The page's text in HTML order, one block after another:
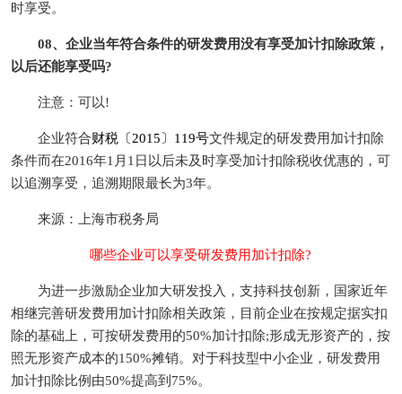
时享受。
08、企业当年符合条件的研发费用没有享受加计扣除政策，
以后还能享受吗?
注意：可以!
企业符合财税〔2015〕119号文件规定的研发费用加计扣除
条件而在2016年1月1日以后未及时享受加计扣除税收优惠的，可
以追溯享受，追溯期限最长为3年。
来源：上海市税务局
哪些企业可以享受研发费用加计扣除?
为进一步激励企业加大研发投入，支持科技创新，国家近年
相继完善研发费用加计扣除相关政策，目前企业在按规定据实扣
除的基础上，可按研发费用的50%加计扣除;形成无形资产的，按
照无形资产成本的150%摊销。对于科技型中小企业，研发费用
加计扣除比例由50%提高到75%。